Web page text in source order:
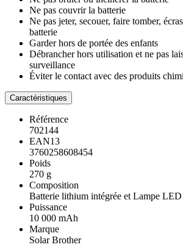
Ne pas couvrir la batterie
Ne pas jeter, secouer, faire tomber,
batterie
Garder hors de portée des enfants
Débrancher hors utilisation et ne pas
surveillance
Éviter le contact avec des produits
Caractéristiques
Référence
702144
EAN13
3760258608454
Poids
270 g
Composition
Batterie lithium intégrée et Lampe LED
Puissance
10 000 mAh
Marque
Solar Brother